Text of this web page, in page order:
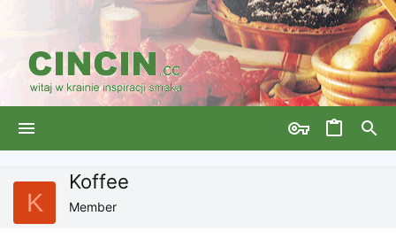
K
Koffee
Member